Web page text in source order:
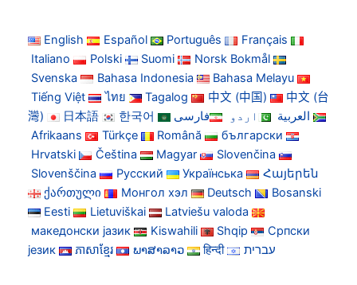
English Español Português
Français
Italiano
Polski Suomi
Norsk Bokmål
Svenska
Bahasa Indonesia
Bahasa Melayu
Tiếng Việt
ไทย Tagalog 中文 (中国)
中文 (台
灣)
日本語 한국어 العربية اردو
فارسی
Afrikaans
Türkçe Română
български
Hrvatski
Čeština Magyar
Slovenčina
Slovenščina
Русский Українська
Հայերեն
ქართული
Монгол хэл Deutsch
Bosanski
Eesti
Lietuviškai
Latviešu valoda
македонски јазик
Kiswahili Shqip
Српски
језик
ភាសាខ្មែរ ພາສາລາວ हिन्दी עברית